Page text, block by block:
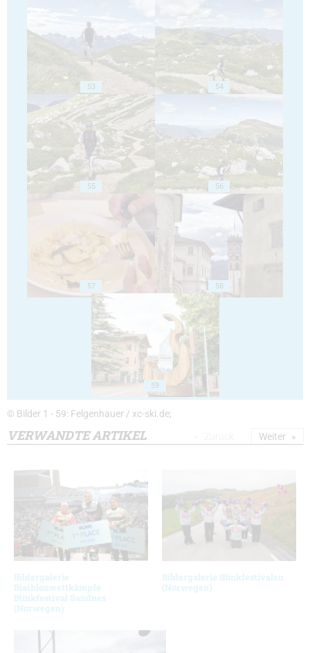
53 54
55 56
57 58
59
© Bilder 1 - 59: Felgenhauer / xc-ski.de;
VERWANDTE ARTIKEL
Bildergalerie
Biathlonwettkämpfe
Blinkfestival Sandnes
(Norwegen)
Bildergalerie Blinkfestivalen
(Norwegen)
Weiter